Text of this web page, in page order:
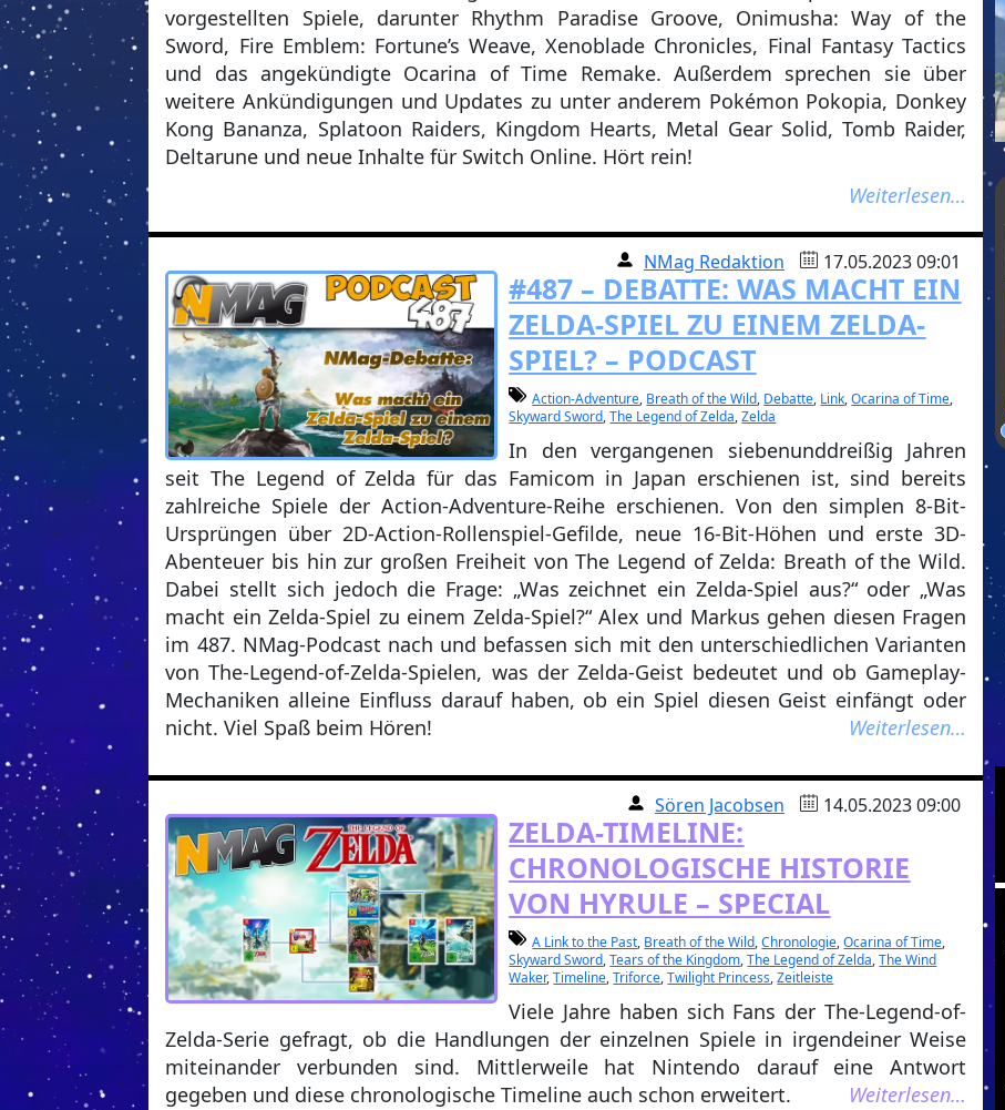
vorgestellten Spiele, darunter Rhythm Paradise Groove, Onimusha: Way of the
Sword, Fire Emblem: Fortune’s Weave, Xenoblade Chronicles, Final Fantasy Tactics
und das angekündigte Ocarina of Time Remake. Außerdem sprechen sie über
weitere Ankündigungen und Updates zu unter anderem Pokémon Pokopia, Donkey
Kong Bananza, Splatoon Raiders, Kingdom Hearts, Metal Gear Solid, Tomb Raider,
Deltarune und neue Inhalte für Switch Online. Hört rein!
Weiterlesen…
NMag Redaktion 17.05.2023 09:01
#487 – DEBATTE: WAS MACHT EIN
ZELDA-SPIEL ZU EINEM ZELDA-
SPIEL? – PODCAST
Action-Adventure, Breath of the Wild, Debatte, Link,Ocarina of Time,
Skyward Sword,The Legend of Zelda,Zelda
In den vergangenen siebenunddreißig Jahren
seit The Legend of Zelda für das Famicom in Japan erschienen ist, sind bereits
zahlreiche Spiele der Action-Adventure-Reihe erschienen. Von den simplen 8-Bit-
Ursprüngen über 2D-Action-Rollenspiel-Gefilde, neue 16-Bit-Höhen und erste 3D-
Abenteuer bis hin zur großen Freiheit von The Legend of Zelda: Breath of the Wild.
Dabei stellt sich jedoch die Frage: „Was zeichnet ein Zelda-Spiel aus?“ oder „Was
macht ein Zelda-Spiel zu einem Zelda-Spiel?“ Alex und Markus gehen diesen Fragen
im 487. NMag-Podcast nach und befassen sich mit den unterschiedlichen Varianten
von The-Legend-of-Zelda-Spielen, was der Zelda-Geist bedeutet und ob Gameplay-
Mechaniken alleine Einfluss darauf haben, ob ein Spiel diesen Geist einfängt oder
nicht. Viel Spaß beim Hören!
Weiterlesen…
Sören Jacobsen 14.05.2023 09:00
ZELDA-TIMELINE:
CHRONOLOGISCHE HISTORIE
VON HYRULE – SPECIAL
A Link to the Past, Breath of the Wild,Chronologie,Ocarina of Time,
Skyward Sword,Tears of the Kingdom,The Legend of Zelda,The Wind
Waker,Timeline,Triforce,Twilight Princess,Zeitleiste
Viele Jahre haben sich Fans der The-Legend-of-
Zelda-Serie gefragt, ob die Handlungen der einzelnen Spiele in irgendeiner Weise
miteinander verbunden sind. Mittlerweile hat Nintendo darauf eine Antwort
gegeben und diese chronologische Timeline auch schon erweitert.
Weiterlesen…